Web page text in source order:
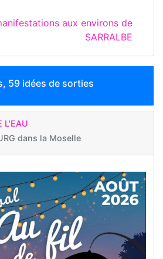
aux environs de
SARRALBE
59 idées de sorties
L'EAU
dans la Moselle